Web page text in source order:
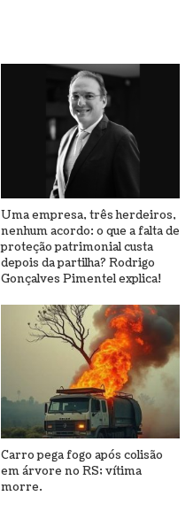
Uma empresa, três herdeiros,
nenhum acordo: o que a falta de
proteção patrimonial custa
depois da partilha? Rodrigo
Gonçalves Pimentel explica!
Carro pega fogo após colisão
em árvore no RS; vítima
morre.